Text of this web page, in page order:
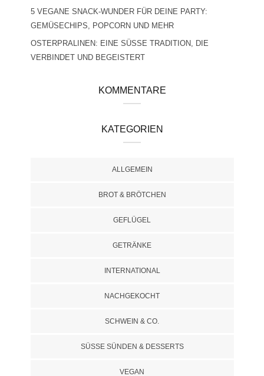
5 VEGANE SNACK-WUNDER FÜR DEINE PARTY:
GEMÜSECHIPS, POPCORN UND MEHR
OSTERPRALINEN: EINE SÜSSE TRADITION, DIE V
ERBINDET UND BEGEISTERT
KOMMENTARE
KATEGORIEN
ALLGEMEIN
BROT & BRÖTCHEN
GEFLÜGEL
GETRÄNKE
INTERNATIONAL
NACHGEKOCHT
SCHWEIN & CO.
SÜSSE SÜNDEN & DESSERTS
VEGAN